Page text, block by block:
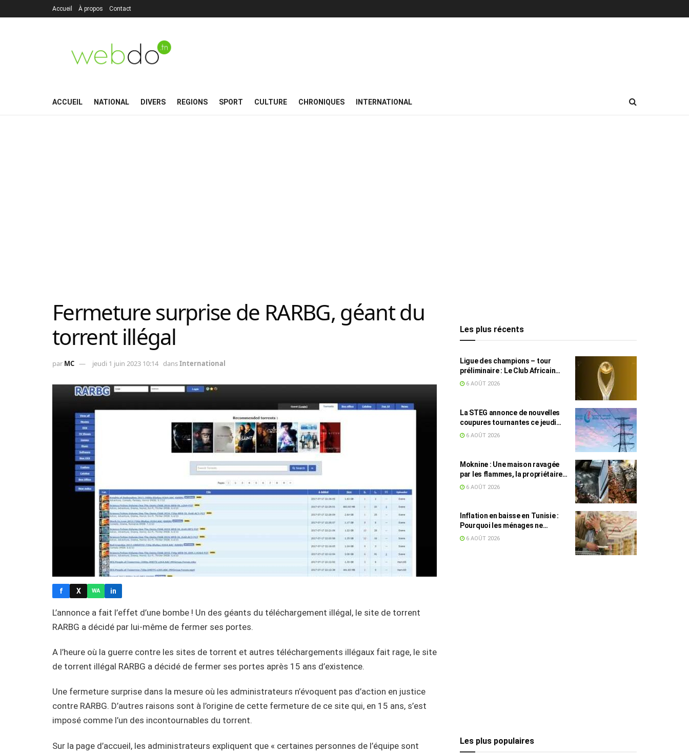
Accueil À propos Contact
ACCUEIL NATIONAL DIVERS REGIONS SPORT CULTURE CHRONIQUES INTERNATIONAL
Fermeture surprise de RARBG, géant du
torrent illégal
par MC jeudi 1 juin 2023 10:14 dansInternational
f X WA in
L’annonce a fait l’effet d’une bombe ! Un des géants du téléchargement illégal, le site de torrent
RARBG a décidé par lui-même de fermer ses portes.
A l’heure où la guerre contre les sites de torrent et autres téléchargements illégaux fait rage, le site
de torrent illégal RARBG a décidé de fermer ses portes après 15 ans d’existence.
Une fermeture surprise dans la mesure où les administrateurs n’évoquent pas d’action en justice
contre RARBG. D’autres raisons sont à l’origine de cette fermeture de ce site qui, en 15 ans, s’est
imposé comme l’un des incontournables du torrent.
Sur la page d’accueil, les administrateurs expliquent que « certaines personnes de l’équipe sont
Les plus récents
Ligue des champions – tour
préliminaire : Le Club Africain
face au Djoliba AC
6 AOÛT 2026
La STEG annonce de nouvelles
coupures tournantes ce jeudi
dans plusieurs régions
6 AOÛT 2026
Moknine : Une maison ravagée
par les flammes, la propriétaire
accuse la STEG et la SONEDE
6 AOÛT 2026
Inflation en baisse en Tunisie :
Pourquoi les ménages ne
ressentent pas l’amélioration
6 AOÛT 2026
Les plus populaires